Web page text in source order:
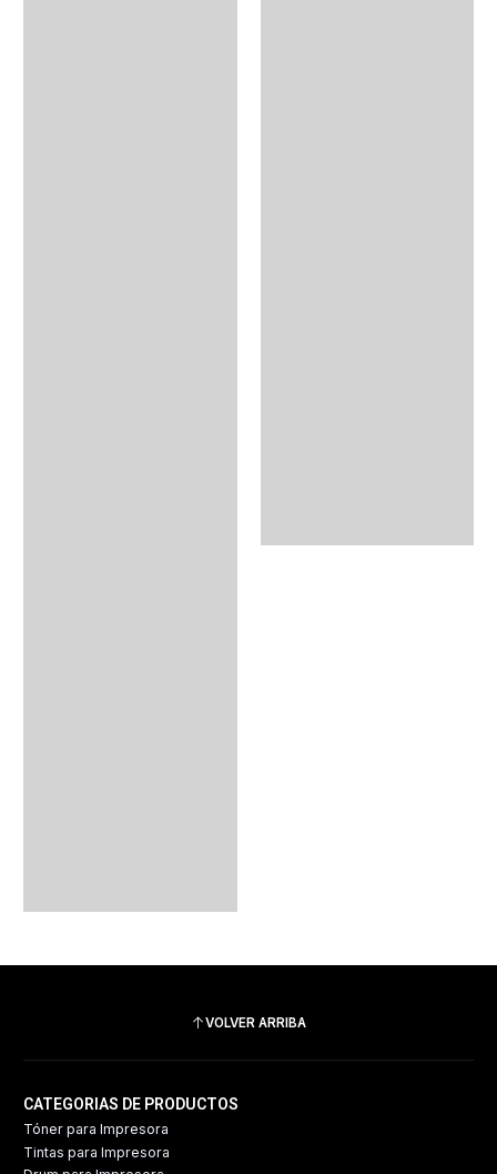
VOLVER ARRIBA
CATEGORIAS DE PRODUCTOS
Tóner para Impresora
Tintas para Impresora